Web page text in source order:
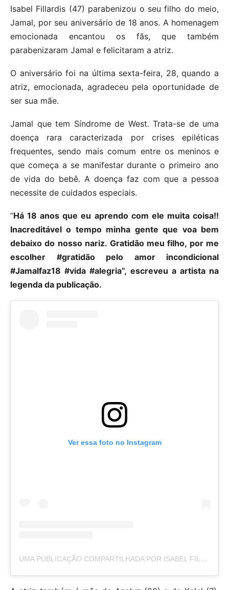
Isabel Fillardis (47) parabenizou o seu filho do meio,
Jamal, por seu aniversário de 18 anos. A homenagem
emocionada encantou os fãs, que também
parabenizaram Jamal e felicitaram a atriz.
O aniversário foi na última sexta-feira, 28, quando a
atriz, emocionada, agradeceu pela oportunidade de
ser sua mãe.
Jamal que tem Síndrome de West. Trata-se de uma
doença rara caracterizada por crises epiléticas
frequentes, sendo mais comum entre os meninos e
que começa a se manifestar durante o primeiro ano
de vida do bebê. A doença faz com que a pessoa
necessite de cuidados especiais.
“Há 18 anos que eu aprendo com ele muita coisa!!
Inacreditável o tempo minha gente que voa bem
debaixo do nosso nariz. Gratidão meu filho, por me
escolher #gratidão pelo amor incondicional
#Jamalfaz18 #vida #alegria”, escreveu a artista na
legenda da publicação.
Ver essa foto no Instagram
UMA PUBLICAÇÃO COMPARTILHADA POR ISABEL FILLARDIS (@FILLARDIS)